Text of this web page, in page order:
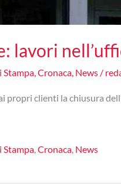
lavori
Stampa Cronaca News /
propri clienti la chiusura
Stampa Cronaca News